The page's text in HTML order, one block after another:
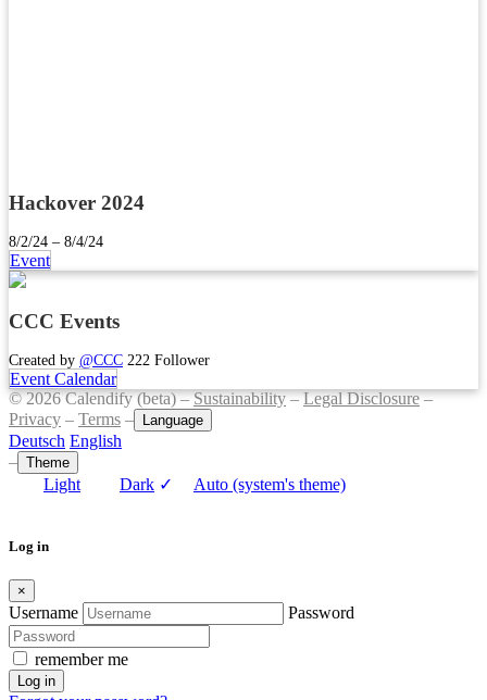
Hackover 2024
8/2/24 – 8/4/24
Event
CCC Events
Created by @CCC 222 Follower
Event Calendar
© 2026 Calendify (beta) –Sustainability–Legal Disclosure–
Privacy – Terms – Language
Deutsch English
– Theme
Light Dark ✓ Auto (system's theme)
Log in
×
Username Password
remember me
Log in